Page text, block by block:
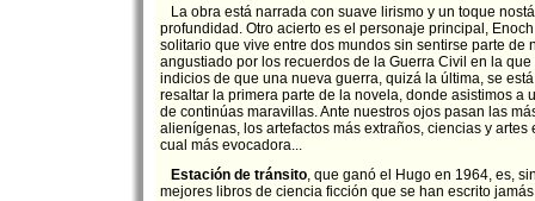
La obra está narrada con suave lirismo y un toque
profundidad. Otro acierto es el personaje principal,
solitario que vive entre dos mundos sin sentirse parte de
angustiado por los recuerdos de la Guerra Civil en la
indicios de que una nueva guerra, quizá la última, se
resaltar la primera parte de la novela, donde asistimos a
de continúas maravillas. Ante nuestros ojos pasan las
alienígenas, los artefactos más extraños, ciencias y artes
cual más evocadora...
Estación de tránsito, que ganó el Hugo en 1964, es,
mejores libros de ciencia ficción que se han escrito